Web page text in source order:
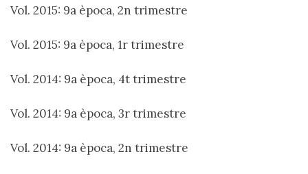
Vol. 2015: 9a època, 2n trimestre
Vol. 2015: 9a època, 1r trimestre
Vol. 2014: 9a època, 4t trimestre
Vol. 2014: 9a època, 3r trimestre
Vol. 2014: 9a època, 2n trimestre